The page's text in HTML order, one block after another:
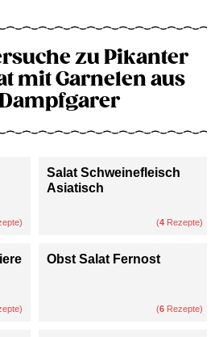
zu Pikanter
mit Garnelen aus
Salat Schweinefleisch
Asiatisch
(4 Rezepte)
Obst Salat Fernost
(6 Rezepte)